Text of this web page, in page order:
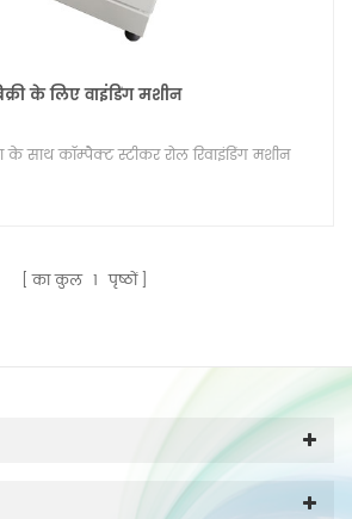
के लिए वाइंडिंग मशीन
के साथ कॉम्पैक्ट स्टीकर रोल रिवाइंडिंग मशीन
का कुल 1 पृष्ठों